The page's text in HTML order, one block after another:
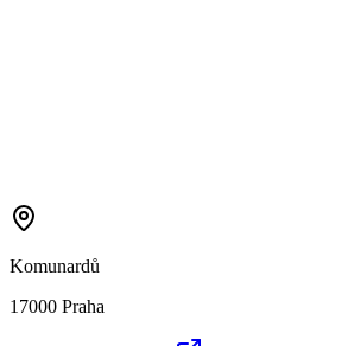
Komunardů
17000 Praha